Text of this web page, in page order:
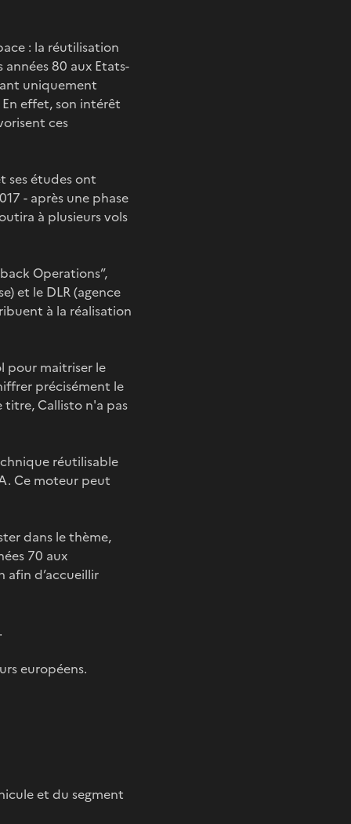
: la réutilisation
80 aux Etats-
uniquement
effet, son intérêt
ces
ses études ont
- après une phase
à plusieurs vols
Operations”,
et le DLR (agence
à la réalisation
pour maitriser le
précisément le
titre, Callisto n'a pas
réutilisable
Ce moteur peut
dans le thème,
70 aux
afin d’accueillir
européens.
et du segment